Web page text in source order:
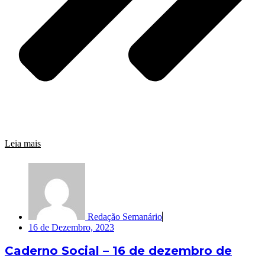
Leia mais
Redação Semanário
16 de Dezembro, 2023
Caderno Social – 16 de dezembro de